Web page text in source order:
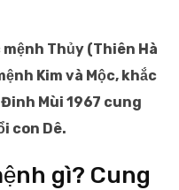
Thủy (Thiên Hà
Kim và Mộc, khắc
Mùi 1967 cung
con Dê.
gì? Cung